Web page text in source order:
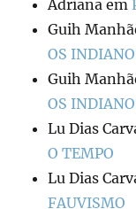
Adriana em
Guih
OS
Guih
OS
Lu Dias
O TEMPO
Lu Dias
FAUVISMO